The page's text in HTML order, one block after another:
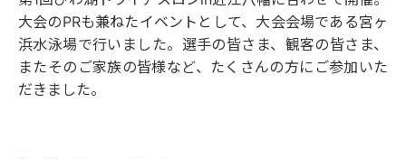
大会のPRも兼ねたイベントとして、大会会場である宮ヶ
浜水泳場で行いました。選手の皆さま、観客の皆さま、
またそのご家族の皆様など、たくさんの方にご参加いた
だきました。